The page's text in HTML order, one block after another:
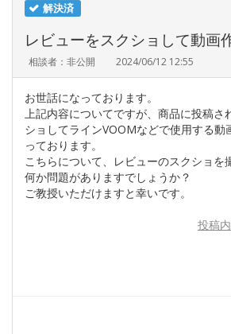
解決済
レビューをスクショして動画
相談者：非公開 2024/06/12 12:55
お世話になっております。
上記内容についてですが、商品に投稿さ
ショしてラインVOOMなどで使用する動
っております。
こちらについて、レビューのスクショを
何か問題がありますでしょうか？
ご教授いただけますと幸いです。
投稿